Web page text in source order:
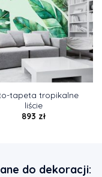
tapeta tropikalne
liście
893 zł
do dekoracji: